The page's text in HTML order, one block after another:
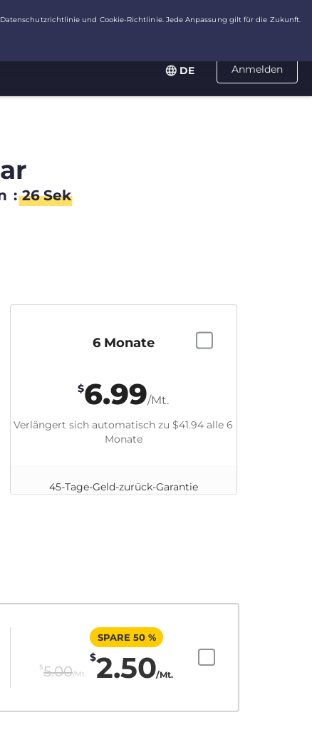
Anmelden
DE
: 25 Sek
6 Monate
$6.99/Mt.
Verlängert sich automatisch zu $41.94 alle 6
Monate
45-Tage-Geld-zurück-Garantie
$5.00/Mt.
SPARE 50 %
$2.50/Mt.